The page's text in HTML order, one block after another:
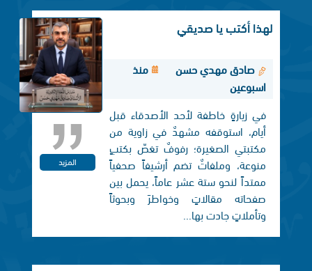
لهذا أكتب يا صديقي
صادق مهدي حسن
منذ
اسبوعين
في زيارةٍ خاطفة لأحد الأصدقاء قبل
أيام، استوقفه مشهدٌ في زاوية من
مكتبتي الصغيرة؛ رفوفٌ تغصّ بكتبٍ
منوعة، وملفاتٌ تضم أرشيفاً صحفياً
ممتداً لنحو ستة عشر عاماً، يحمل بين
صفحاته مقالاتٍ وخواطرَ وبحوثاً
وتأملاتٍ جادت بها...
المزيد